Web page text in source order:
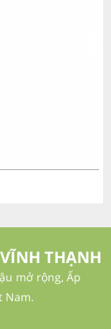
TE
THẠNH
mở rộng, Ấp
Nam.